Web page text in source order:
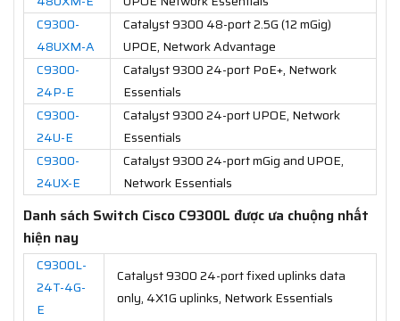
C9300-
48UXM-A
Catalyst 9300 48-port 2.5G (12 mGig)
UPOE, Network Advantage
C9300-
24P-E
Catalyst 9300 24-port PoE+, Network
Essentials
C9300-
24U-E
Catalyst 9300 24-port UPOE, Network
Essentials
C9300-
24UX-E
Catalyst 9300 24-port mGig and UPOE,
Network Essentials
Danh sách Switch Cisco C9300L được ưa chuộng nhất
hiện nay
C9300L-
24T-4G-
E
Catalyst 9300 24-port fixed uplinks data
only, 4X1G uplinks, Network Essentials